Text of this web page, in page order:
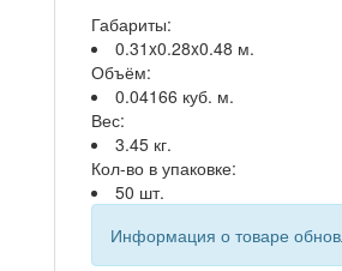
Габариты:
0.31x0.28x0.48 м.
Объём:
0.04166 куб. м.
Вес:
3.45 кг.
Кол-во в упаковке:
50 шт.
Информация о товаре